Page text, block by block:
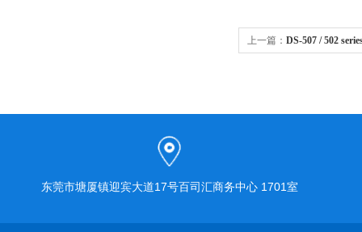
上一篇： DS-507 / 502
东莞市塘厦镇迎宾大道17号百司汇商务中心 1701室